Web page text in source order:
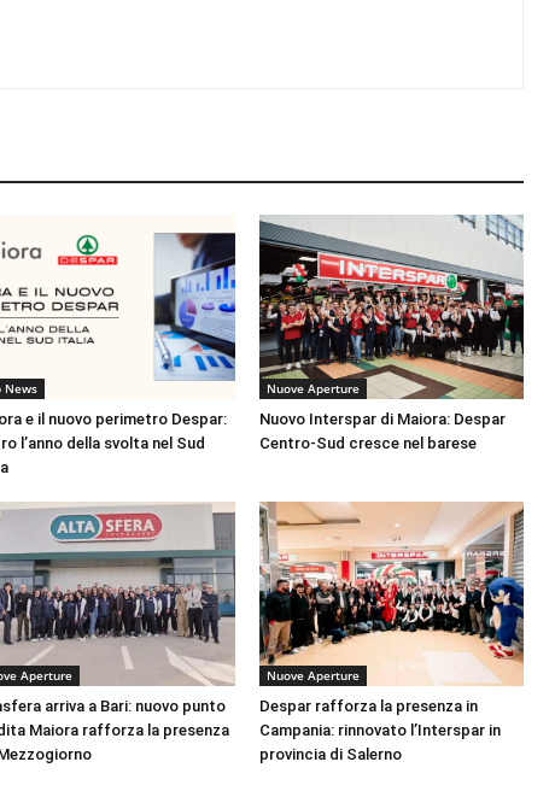
News
e il nuovo perimetro Despar:
l’anno della svolta nel Sud
Nuove Aperture
Nuovo Interspar di Maiora: Despar
Centro-Sud cresce nel barese
Aperture
arriva a Bari: nuovo punto
Maiora rafforza la presenza
Nuove Aperture
Despar rafforza la presenza in
Campania: rinnovato l’Interspar in
provincia di Salerno